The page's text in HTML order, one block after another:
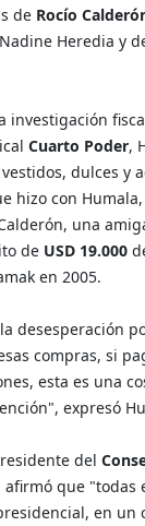
de Rocío
Heredia y
investigación
Cuarto Poder,
dulces y
hizo con
una
de USD 19.000
en 2005.
desesperación
compras, si
esta es una
expresó
del
afirmó que "todas
en un